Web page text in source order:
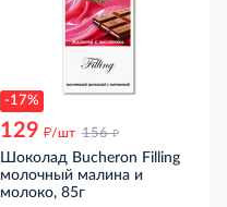
-17%
129 д/шт 156 д
Шоколад Bucheron Filling
молочный малина и
молоко, 85г